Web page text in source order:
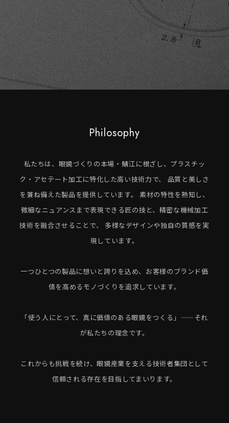
Philosophy
私たちは、眼鏡づくりの本場・鯖江に根ざし、プラスチッ
ク・アセテート加工に特化した高い技術力で、
品質と美しさ
を兼ね備えた製品を提供しています。
素材の特性を熟知し、
微細なニュアンスまで表現できる匠の技と、精密な機械加工
技術を融合させることで、
多様なデザインや独自の質感を実
現しています。
一つひとつの製品に想いと誇りを込め、お客様のブランド価
値を高めるモノづくりを追求しています。
「使う人にとって、真に価値のある眼鏡をつくる」——それ
が私たちの理念です。
これからも挑戦を続け、眼鏡産業を支える技術者集団として
信頼される存在を目指してまいります。